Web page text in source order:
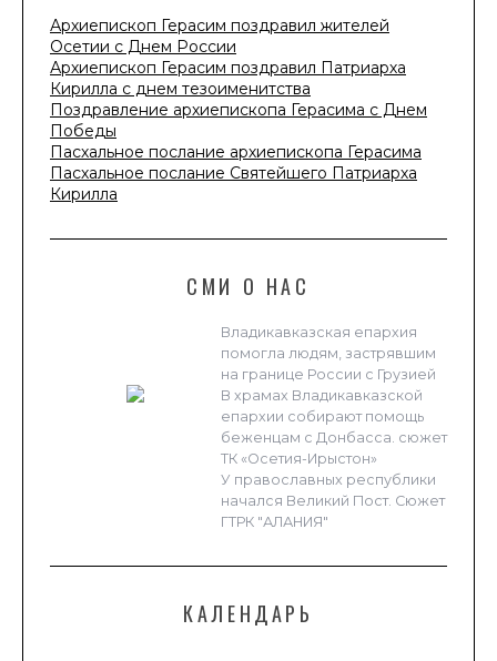
Архиепископ Герасим поздравил жителей
Осетии с Днем России
Архиепископ Герасим поздравил Патриарха
Кирилла с днем тезоименитства
Поздравление архиепископа Герасима с Днем
Победы
Пасхальное послание архиепископа Герасима
Пасхальное послание Святейшего Патриарха
Кирилла
СМИ О НАС
Владикавказская епархия
помогла людям, застрявшим
на границе России с Грузией
В храмах Владикавказской
епархии собирают помощь
беженцам с Донбасса. сюжет
ТК «Осетия-Ирыстон»
У православных республики
начался Великий Пост. Сюжет
ГТРК "АЛАНИЯ"
КАЛЕНДАРЬ